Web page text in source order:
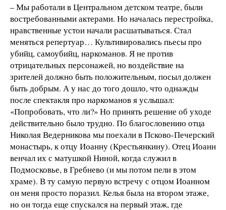
– Мы работали в Центральном детском театре, были
востребованными актерами. Но началась перестройка,
нравственные устои начали расшатываться. Стал
меняться репертуар… Культивировались пьесы про
убийц, самоубийц, наркоманов. Я не против
отрицательных персонажей, но воздействие на
зрителей должно быть положительным, посыл должен
быть добрым. А у нас до того дошло, что однажды
после спектакля про наркоманов я услышал:
«Попробовать, что ли?» Но принять решение об уходе
действительно было трудно. По благословению отца
Николая Ведерникова мы поехали в Псково-Печерский
монастырь, к отцу Иоанну (Крестьянкину). Отец Иоанн
венчал их с матушкой Ниной, когда служил в
Подмосковье, в Гребнево (и мы потом пели в этом
храме). В ту самую первую встречу с отцом Иоанном
он меня просто поразил. Келья была на втором этаже,
но он тогда еще спускался на первый этаж, где